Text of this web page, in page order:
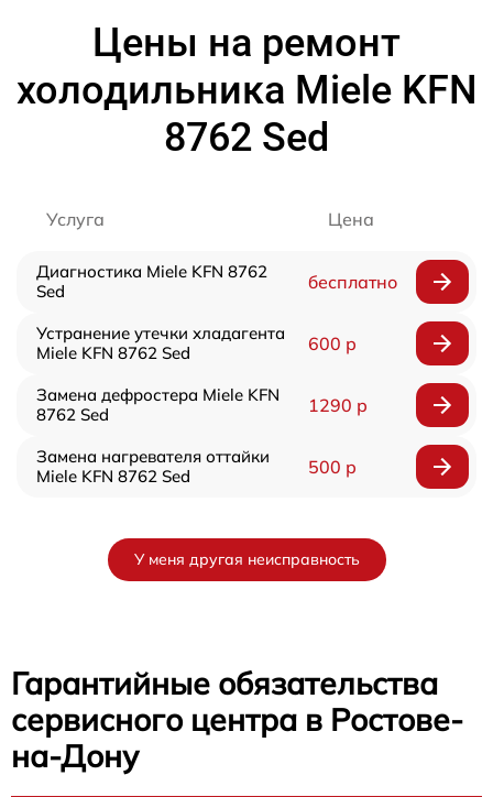
Цены на ремонт
холодильника Miele KFN
8762 Sed
Услуга Цена
Диагностика Miele KFN 8762
Sed
бесплатно
Устранение утечки хладагента
Miele KFN 8762 Sed
600 р
Замена дефростера Miele KFN
8762 Sed
1290 р
Замена нагревателя оттайки
Miele KFN 8762 Sed
500 р
У меня другая неисправность
Гарантийные обязательства
сервисного центра в Ростове-
на-Дону